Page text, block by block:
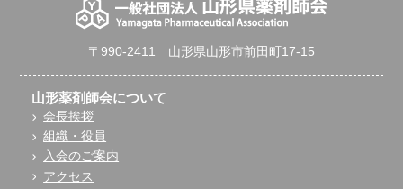
〒990-2411 山形県山形市前田町17-15
山形薬剤師会について
会長挨拶
組織・役員
入会のご案内
アクセス